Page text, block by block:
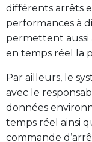
différents arrêts
performances à
permettent aussi
en temps réel la
Par ailleurs, le
avec le
données
temps réel ainsi
commande